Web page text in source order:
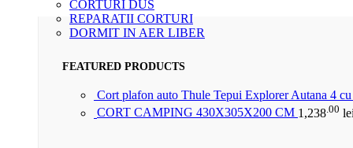
CORTURI DUS
REPARATII CORTURI
DORMIT IN AER LIBER
FEATURED PRODUCTS
Cort plafon auto Thule Tepui Explorer Autana 4
CORT CAMPING 430X305X200 CM 1,238 .00